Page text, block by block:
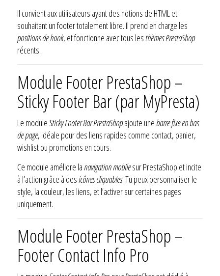
Il convient aux utilisateurs ayant des notions de HTML et
souhaitant un footer totalement libre. Il prend en charge les
positions de hook, et fonctionne avec tous lesthèmes PrestaShop
récents.
Module Footer PrestaShop –
Sticky Footer Bar (par MyPresta)
Le moduleSticky Footer Bar PrestaShopajoute une barre fixe en bas
de page, idéale pour des liens rapides comme contact, panier,
wishlist ou promotions en cours.
Ce module améliore la navigation mobilesur PrestaShop et incite
à l’action grâce à desicônes cliquables. Tu peux personnaliser le
style, la couleur, les liens, et l’activer sur certaines pages
uniquement.
Module Footer PrestaShop –
Footer Contact Info Pro